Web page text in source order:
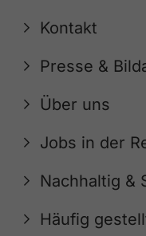
Kontakt
Presse &
Über uns
Jobs in der
Nachhaltig &
Häufig